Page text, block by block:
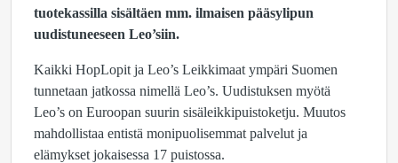
tuotekassilla sisältäen mm. ilmaisen pääsylipun
uudistuneeseen Leo’siin.
Kaikki HopLopit ja Leo’s Leikkimaat ympäri Suomen
tunnetaan jatkossa nimellä Leo’s. Uudistuksen myötä
Leo’s on Euroopan suurin sisäleikkipuistoketju. Muutos
mahdollistaa entistä monipuolisemmat palvelut ja
elämykset jokaisessa 17 puistossa.